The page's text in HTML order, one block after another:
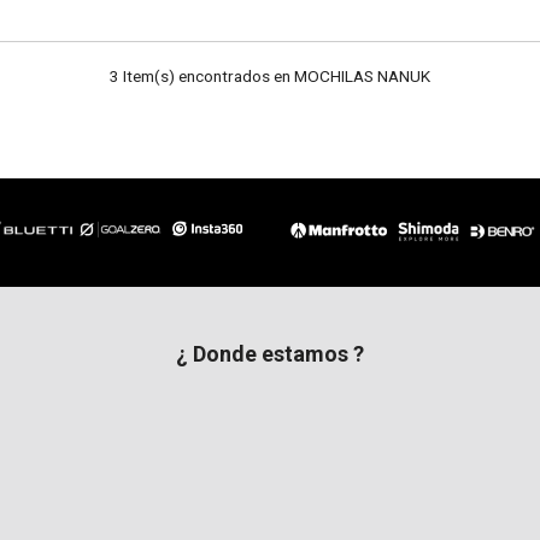
3 Item(s) encontrados en MOCHILAS NANUK
¿ Donde estamos ?